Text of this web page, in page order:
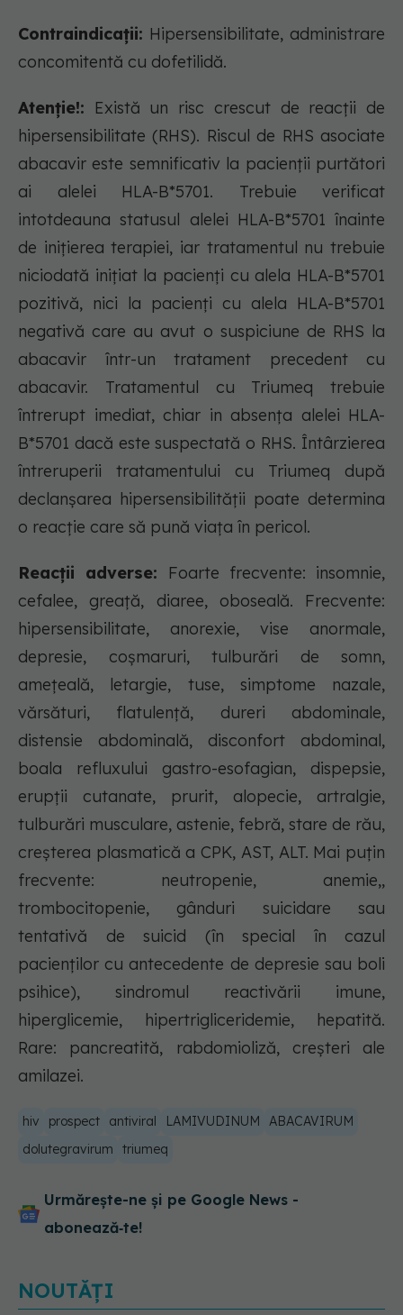
Contraindicații: Hipersensibilitate, administrare
concomitentă cu dofetilidă.
Atenție!: Există un risc crescut de reacţii de
hipersensibilitate (RHS). Riscul de RHS asociate
abacavir este semnificativ la pacienţii purtători
ai alelei HLA-B*5701. Trebuie verificat
intotdeauna statusul alelei HLA-B*5701 înainte
de iniţierea terapiei, iar tratamentul nu trebuie
niciodată iniţiat la pacienţi cu alela HLA-B*5701
pozitivă, nici la pacienţi cu alela HLA-B*5701
negativă care au avut o suspiciune de RHS la
abacavir într-un tratament precedent cu
abacavir. Tratamentul cu Triumeq trebuie
întrerupt imediat, chiar in absenţa alelei HLA-
B*5701 dacă este suspectată o RHS. Întârzierea
întreruperii tratamentului cu Triumeq după
declanşarea hipersensibilităţii poate determina
o reacţie care să pună viaţa în pericol.
Reacții adverse: Foarte frecvente: insomnie,
cefalee, greaţă, diaree, oboseală. Frecvente:
hipersensibilitate, anorexie, vise anormale,
depresie, coşmaruri, tulburări de somn,
ameţeală, letargie, tuse, simptome nazale,
vărsături, flatulenţă, dureri abdominale,
distensie abdominală, disconfort abdominal,
boala refluxului gastro-esofagian, dispepsie,
erupţii cutanate, prurit, alopecie, artralgie,
tulburări musculare, astenie, febră, stare de rău,
creşterea plasmatică a CPK, AST, ALT. Mai puțin
frecvente: neutropenie, anemie,,
trombocitopenie, gânduri suicidare sau
tentativă de suicid (în special în cazul
pacienţilor cu antecedente de depresie sau boli
psihice), sindromul reactivării imune,
hiperglicemie, hipertrigliceridemie, hepatită.
Rare: pancreatită, rabdomioliză, creşteri ale
amilazei.
hiv prospect antiviral LAMIVUDINUM
ABACAVIRUM
dolutegravirum
triumeq
Urmărește-ne și pe Google News -
abonează‑te!
NOUTĂȚI